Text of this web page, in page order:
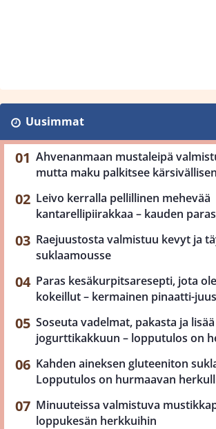
Uusimmat
Ahvenanmaan mustaleipä
mutta maku palkitsee kärsivällisen
Leivo kerralla pellillinen mehevää
kantarellipiirakkaa – kauden
Raejuustosta valmistuu kevyt ja
suklaamousse
Paras kesäkurpitsaresepti, jota
kokeillut – kermainen pinaatti-
Soseuta vadelmat, pakasta ja
jogurttikakkuun – lopputulos on
Kahden aineksen gluteeniton
Lopputulos on hurmaavan
Minuuteissa valmistuva
loppukesän herkkuihin